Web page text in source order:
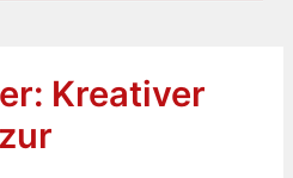
Kreativer